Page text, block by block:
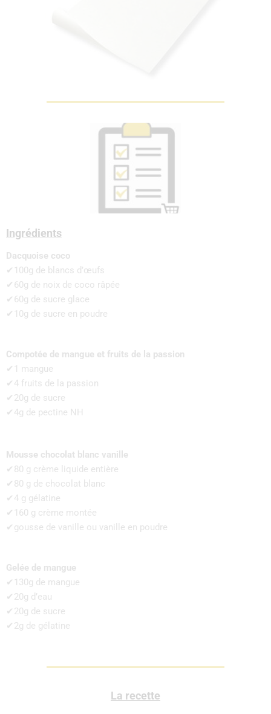
Ingrédients
Dacquoise coco
✔100g de blancs d’œufs
✔60g de noix de coco râpée
✔60g de sucre glace
✔10g de sucre en poudre
Compotée de mangue et fruits de la passion
✔1 mangue
✔4 fruits de la passion
✔20g de sucre
✔4g de pectine NH
Mousse chocolat blanc vanille
✔80 g crème liquide entière
✔80 g de chocolat blanc
✔4 g gélatine
✔160 g crème montée
✔gousse de vanille ou vanille en poudre
Gelée de mangue
✔130g de mangue
✔20g d’eau
✔20g de sucre
✔2g de gélatine
La recette